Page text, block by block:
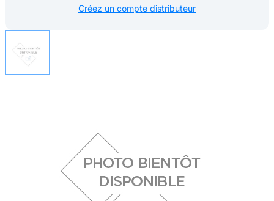
Créez un compte distributeur